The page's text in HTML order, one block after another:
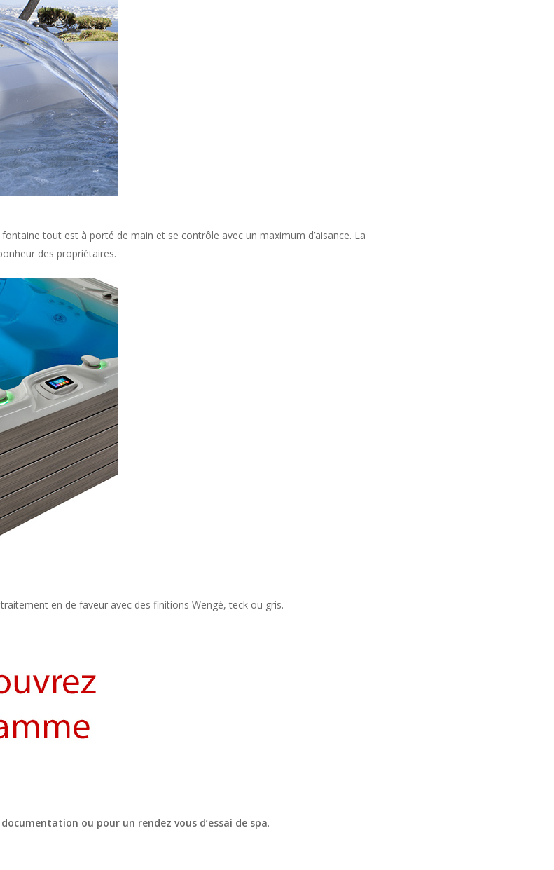
tout est à porté de main et se contrôle avec un maximum d’aisance. La
des propriétaires.
traitement en de faveur avec des finitions Wengé, teck ou gris.
ou pour un rendez vous d’essai de spa.